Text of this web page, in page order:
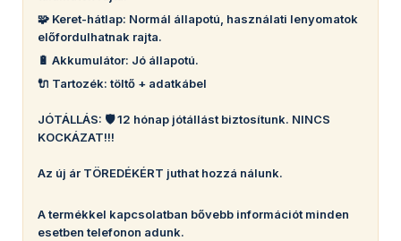
🧩 Keret-hátlap: Normál állapotú, használati lenyomatok
előfordulhatnak rajta.
🔋 Akkumulátor: Jó állapotú.
🔌 Tartozék: töltő + adatkábel
JÓTÁLLÁS: 🛡️ 12 hónap jótállást biztosítunk. NINCS
KOCKÁZAT!!!
Az új ár TÖREDÉKÉRT juthat hozzá nálunk.
A termékkel kapcsolatban bővebb információt minden
esetben telefonon adunk.